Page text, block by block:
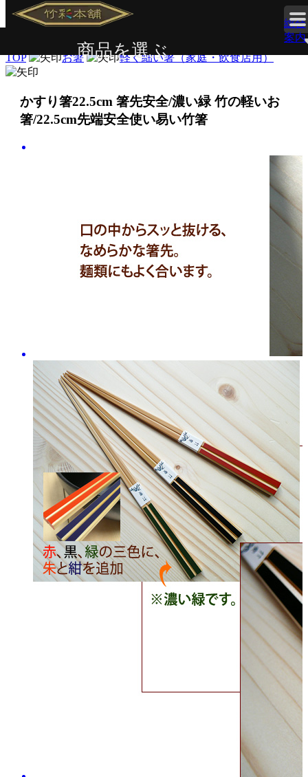
総合
案内
商品を選ぶ
TOP お箸 軽く細い箸（家庭・飲食店用）
かすり箸22.5cm 箸先安全/濃い緑 竹の軽いお
箸/22.5cm先端安全使い易い竹箸